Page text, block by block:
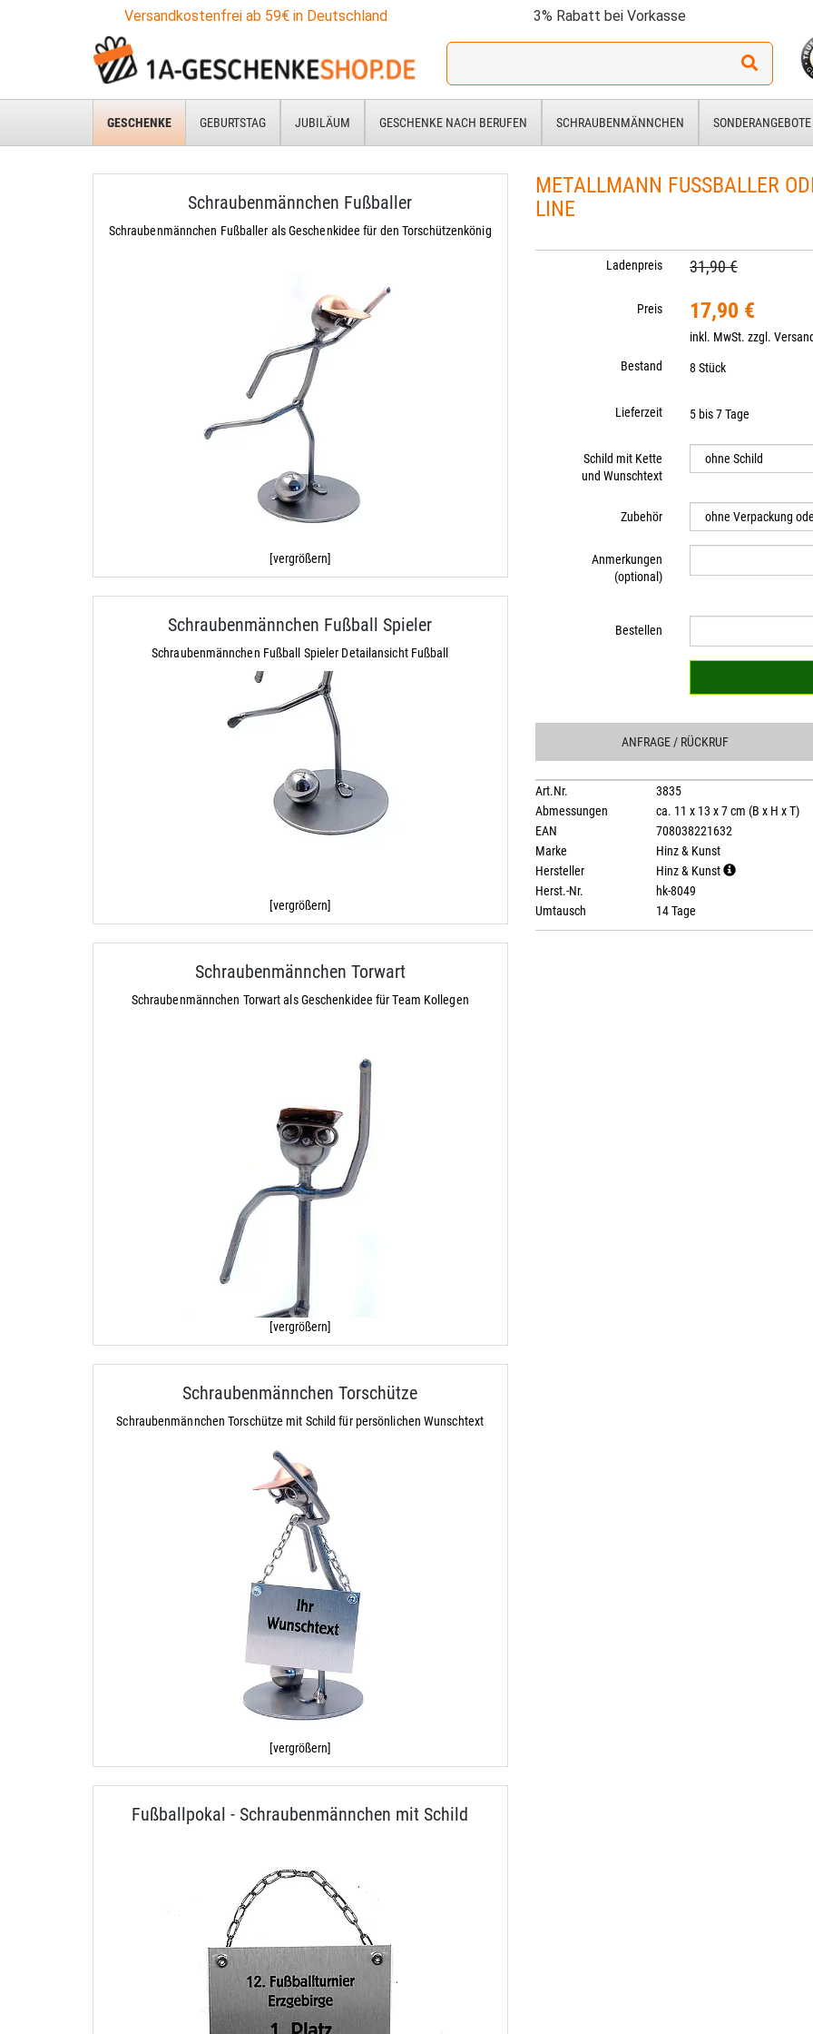
Versandkostenfrei ab 59€ in Deutschland 3% Rabatt bei Vorkasse
Ich
für:
GESCHENKE GEBURTSTAG JUBILÄUM GESCHENKE NACH BERUFEN SCHRAUBENMÄNNCHEN SONDERANGEBOTE
Schraubenmännchen Fußballer
Schraubenmännchen Fußballer als Geschenkidee für den Torschützenkönig
[vergrößern]
Schraubenmännchen Fußball Spieler
Schraubenmännchen Fußball Spieler Detailansicht Fußball
[vergrößern]
Schraubenmännchen Torwart
Schraubenmännchen Torwart als Geschenkidee für Team Kollegen
[vergrößern]
Schraubenmännchen Torschütze
Schraubenmännchen Torschütze mit Schild für persönlichen Wunschtext
[vergrößern]
Fußballpokal - Schraubenmännchen mit Schild
METALLMANN FUSSBALLER
INE
Ladenpreis 31,90 €
Preis 17,90 €
inkl. MwSt. zzgl.
Bestand
8 Stück
Lieferzeit 5 bis 7 Tage
Schild mit Kette
und Wunschtext
Zubehör
Anmerkungen
(optional)
Bestellen
ANFRAGE / RÜCKRUF
Art.Nr.
3835
Abmessungen
ca. 11 x 13 x 7 cm (B x H x T)
EAN
708038221632
Marke
Hinz & Kunst
Hersteller
Hinz & Kunst
Herst.-Nr.
hk-8049
Umtausch
14 Tage